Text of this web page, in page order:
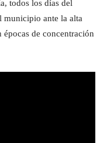
todos los días del
municipio ante la alta
épocas de concentración